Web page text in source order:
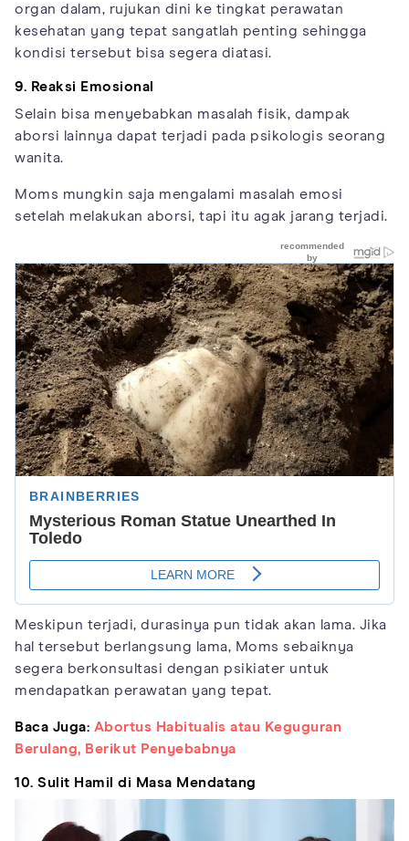
organ dalam, rujukan dini ke tingkat perawatan
kesehatan yang tepat sangatlah penting sehingga
kondisi tersebut bisa segera diatasi.
9. Reaksi Emosional
Selain bisa menyebabkan masalah fisik, dampak
aborsi lainnya dapat terjadi pada psikologis seorang
wanita.
Moms mungkin saja mengalami masalah emosi
setelah melakukan aborsi, tapi itu agak jarang terjadi.
Meskipun terjadi, durasinya pun tidak akan lama. Jika
hal tersebut berlangsung lama, Moms sebaiknya
segera berkonsultasi dengan psikiater untuk
mendapatkan perawatan yang tepat.
Baca Juga: Abortus Habitualis atau Keguguran
Berulang, Berikut Penyebabnya
10. Sulit Hamil di Masa Mendatang